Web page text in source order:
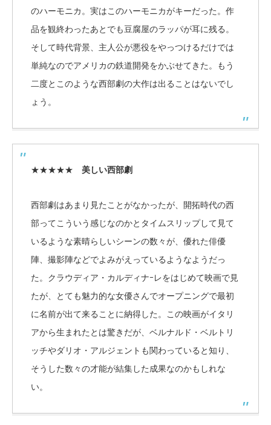
のハーモニカ。実はこのハーモニカがキーだった。作
品を観終わったあとでも豆腐屋のラッパが耳に残る。
そして時代背景、主人公が悪役をやっつけるだけでは
単純なのでアメリカの鉄道開発をかぶせてきた。もう
二度とこのような西部劇の大作は出ることはないでし
ょう。
★★★★★ 美しい西部劇
西部劇はあまり見たことがなかったが、開拓時代の西
部ってこういう感じなのかとタイムスリップして見て
いるような素晴らしいシーンの数々が、優れた俳優
陣、撮影陣などでよみがえっているようなようだっ
た。クラウディア・カルディナｰレをはじめて映画で見
たが、とても魅力的な女優さんでオープニングで最初
に名前が出て来ることに納得した。この映画がイタリ
アから生まれたとは驚きだが、ベルナルド・ベルトリ
ッチやダリオ・アルジェントも関わっていると知り、
そうした数々の才能が結集した成果なのかもしれな
い。